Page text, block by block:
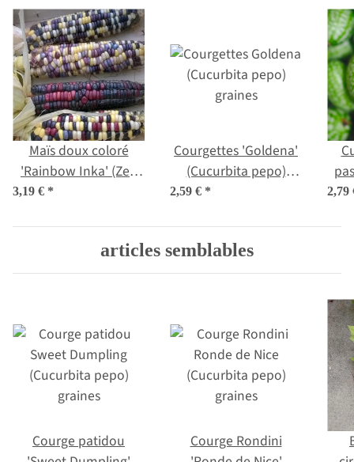
Maïs doux coloré
'Rainbow Inka' (Zea
mays) biologique
3,19 € *
Courgettes 'Goldena'
(Cucurbita pepo)
2,59 € * 2,79
articles semblables
Courge patidou
Courge Rondini